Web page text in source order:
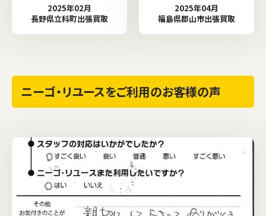
2025年02月
長野県立科町出張買取
2025年04月
福島県郡山市出張買取
ニーゴ・リユースをご利用のお客様の声